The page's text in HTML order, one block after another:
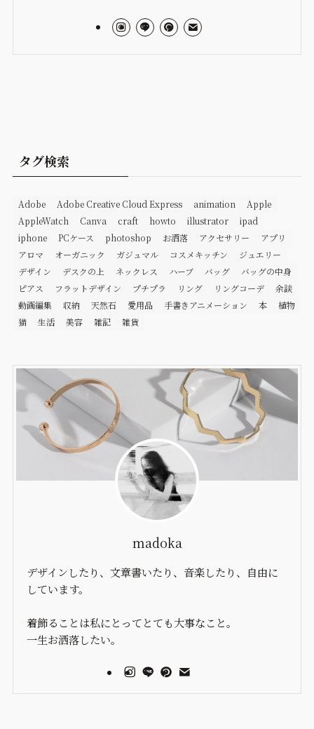
タグ検索
Adobe Adobe Creative Cloud Express animation
Apple
AppleWatch
Canva craft howto illustrator
ipad
iphone
PCケース photoshop お洒落 アクセサリー
アプリ
アロマ
オーガニック ガジュマル コスメキッチン
ジュエリー
デザイン
デスクの上 ネックレス ハーブ バッグ
バッグの中身
ピアス
フラットデザイン プチプラ リング リングコーデ
余談
動画編集
収納 天然石 愛用品 手書きアニメーション 本
植物
猫
生活 美容 雑記 雑貨
madoka
デザインしたり、文章書いたり、音楽したり、自由に
しています。
着飾ることは私にとってとても大事なこと。
一生お洒落したい。